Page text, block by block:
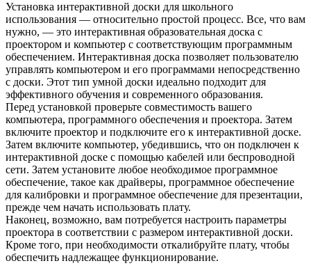
Установка интерактивной доски для школьного
использования — относительно простой процесс. Все, что вам
нужно, — это интерактивная образовательная доска с
проектором и компьютер с соответствующим программным
обеспечением. Интерактивная доска позволяет пользователю
управлять компьютером и его программами непосредственно
с доски. Этот тип умной доски идеально подходит для
эффективного обучения и современного образования.
Перед установкой проверьте совместимость вашего
компьютера, программного обеспечения и проектора. Затем
включите проектор и подключите его к интерактивной доске.
Затем включите компьютер, убедившись, что он подключен к
интерактивной доске с помощью кабелей или беспроводной
сети. Затем установите любое необходимое программное
обеспечение, такое как драйверы, программное обеспечение
для калибровки и программное обеспечение для презентации,
прежде чем начать использовать плату.
Наконец, возможно, вам потребуется настроить параметры
проектора в соответствии с размером интерактивной доски.
Кроме того, при необходимости откалибруйте плату, чтобы
обеспечить надлежащее функционирование.